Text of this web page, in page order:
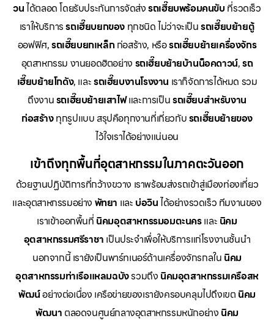
วนได้ตลอด โดยรับประกันการจัดส่งรถเฮี๊ยบพร้อมคนขับ ที่รวดเร็ว
เราให้บริการรถเฮี๊ยบยกของ ทุกชนิด ไม่ว่าจะเป็นรถเฮี๊ยบย้ายตู้
ออฟฟิศ,รถเฮี๊ยบยกเหล็กก่อสร้าง, หรือรถเฮี๊ยบย้ายเครื่องจักร
อุตสาหกรรม งานยอดฮิตอย่าง รถเฮี๊ยบย้ายบ้านน็อคดาวน์,รถ
เฮี๊ยบย้ายโกดัง, และรถเฮี๊ยบงานโรงงาน เราก็จัดการได้หมด รวม
ถึงงานรถเฮี๊ยบย้ายเสาไฟและการเป็นรถเฮี๊ยบสำหรับงาน
ก่อสร้างทุกรูปแบบ สรุปคือทุกงานที่เกี่ยวกับรถเฮี๊ยบย้ายของ
ไว้ใจเราได้อย่างแน่นอน
เข้าถึงทุกพื้นที่อุตสาหกรรมในภาคตะวันออก
ด้วยฐานปฏิบัติการที่กว้างขวาง เราพร้อมส่งรถเข้าสู่เมืองท่องเที่ยว
และอุตสาหกรรมอย่าง พัทยา และ บ่อวินได้อย่างรวดเร็ว ทีมงานของ
เราเข้าออกพื้นที่ นิคมอุตสาหกรรมอมตะนครและ นิคม
อุตสาหกรรมศรีราชา เป็นประจำเพื่อให้บริการแก่โรงงานชั้นนำ
นอกจากนี้ เรายังเป็นพาร์ทเนอร์ด้านเครื่องจักรกลใน นิคม
อุตสาหกรรมท่าเรือแหลมฉบังรวมถึง นิคมอุตสาหกรรมเครือสห
พัฒน์อย่างต่อเนื่อง เครือข่ายของเรายังครอบคลุมไปถึงเขต นิคม
พัฒนา ตลอดจนศูนย์กลางอุตสาหกรรมหนักอย่าง นิคม